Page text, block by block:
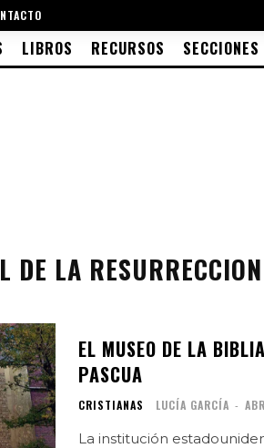
LIBROS RECURSOS SECCIONES
DE LA RESURRECCION
EL MUSEO DE LA
PASCUA
CRISTIANAS LUCÍA GARCÍA -
La institución